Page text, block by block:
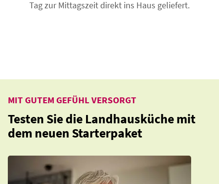
Tag zur Mittagszeit direkt ins Haus geliefert.
Testen Sie die Landhausküche mit
dem neuen Starterpaket
MIT GUTEM GEFÜHL VERSORGT